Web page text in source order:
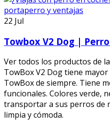
22 Jul
Towbox V2 Dog |
Ver todos los productos de
TowBox V2 Dog tiene mayor
TowBox de siempre. Tiene
funcionales. Colores verde,
transportar a sus perros de
limpia y cómoda.